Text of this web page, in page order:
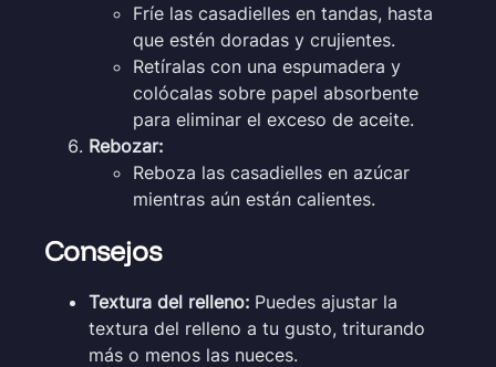
Fríe las casadielles en tandas, hasta
que estén doradas y crujientes.
Retíralas con una espumadera y
colócalas sobre papel absorbente
para eliminar el exceso de aceite.
Rebozar:
Reboza las casadielles en azúcar
mientras aún están calientes.
Consejos
Textura del relleno: Puedes ajustar la
textura del relleno a tu gusto, triturando
más o menos las nueces.